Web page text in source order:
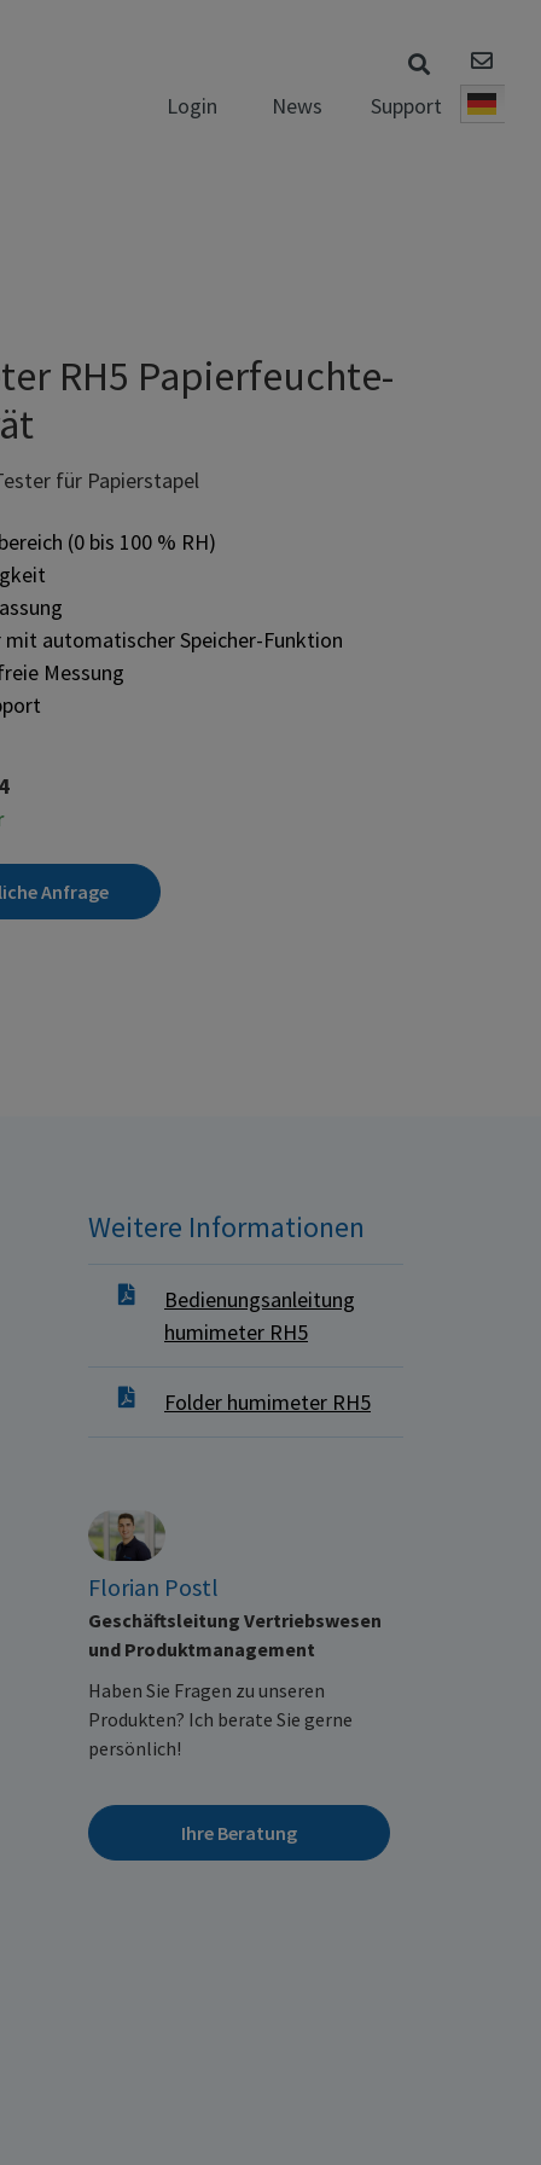
Login News Support
RH5 Papierfeuchte-
für Papierstapel
(0 bis 100 % RH)
mit automatischer Speicher-Funktion
Messung
Anfrage
Weitere Informationen
Bedienungsanleitung
humimeter RH5
Folder humimeter RH5
Florian Postl
Geschäftsleitung Vertriebswesen
und Produktmanagement
Haben Sie Fragen zu unseren
Produkten? Ich berate Sie gerne
persönlich!
Ihre Beratung